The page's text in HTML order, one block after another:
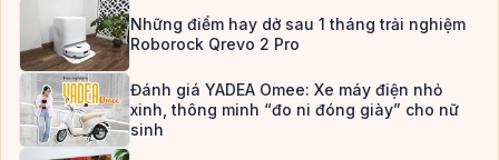
Những điểm hay dở sau 1 tháng trải nghiệm
Roborock Qrevo 2 Pro
Đánh giá YADEA Omee: Xe máy điện nhỏ
xinh, thông minh “đo ni đóng giày” cho nữ
sinh